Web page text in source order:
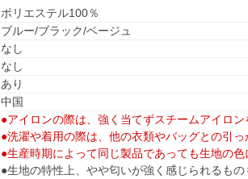
ポリエステル100％
ブルー/ブラック/ベージュ
なし
なし
あり
中国
●アイロンの際は、強く当てずスチームアイロン
●洗濯や着用の際は、他の衣類やバッグとの引っ
●生産時期によって同じ製品であっても生地の
●生地の特性上、やや匂いが強く感じられるもの